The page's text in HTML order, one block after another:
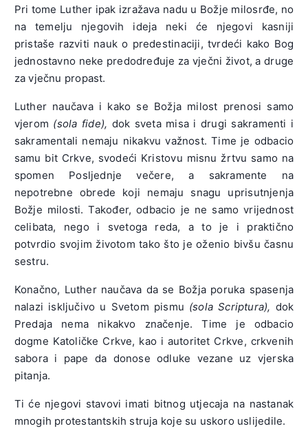
Pri tome Luther ipak izražava nadu u Božje milosrđe, no
na temelju njegovih ideja neki će njegovi kasniji
pristaše razviti nauk o predestinaciji, tvrdeći kako Bog
jednostavno neke predodređuje za vječni život, a druge
za vječnu propast.
Luther naučava i kako se Božja milost prenosi samo
vjerom (sola fide), dok sveta misa i drugi sakramenti i
sakramentali nemaju nikakvu važnost. Time je odbacio
samu bit Crkve, svodeći Kristovu misnu žrtvu samo na
spomen Posljednje večere, a sakramente na
nepotrebne obrede koji nemaju snagu uprisutnjenja
Božje milosti. Također, odbacio je ne samo vrijednost
celibata, nego i svetoga reda, a to je i praktično
potvrdio svojim životom tako što je oženio bivšu časnu
sestru.
Konačno, Luther naučava da se Božja poruka spasenja
nalazi isključivo u Svetom pismu (sola Scriptura), dok
Predaja nema nikakvo značenje. Time je odbacio
dogme Katoličke Crkve, kao i autoritet Crkve, crkvenih
sabora i pape da donose odluke vezane uz vjerska
pitanja.
Ti će njegovi stavovi imati bitnog utjecaja na nastanak
mnogih protestantskih struja koje su uskoro uslijedile.